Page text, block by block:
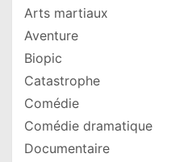
Arts martiaux
Aventure
Biopic
Catastrophe
Comédie
Comédie dramatique
Documentaire